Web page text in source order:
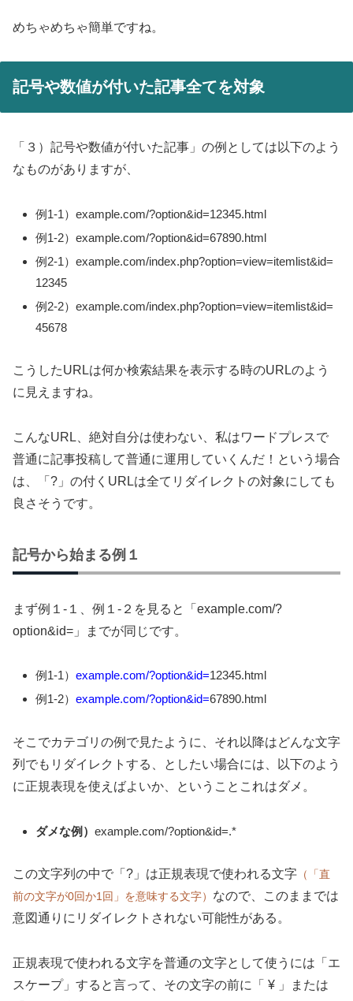
めちゃめちゃ簡単ですね。
記号や数値が付いた記事全てを対象
「３）記号や数値が付いた記事」の例としては以下のよう
なものがありますが、
例1-1）example.com/?option&id=12345.html
例1-2）example.com/?option&id=67890.html
例2-1）example.com/index.php?option=view=itemlist&id=
12345
例2-2）example.com/index.php?option=view=itemlist&id=
45678
こうしたURLは何か検索結果を表示する時のURLのよう
に見えますね。
こんなURL、絶対自分は使わない、私はワードプレスで
普通に記事投稿して普通に運用していくんだ！という場合
は、「?」の付くURLは全てリダイレクトの対象にしても
良さそうです。
記号から始まる例１
まず例１-１、例１-２を見ると「example.com/?
option&id=」までが同じです。
例1-1）example.com/?option&id=12345.html
例1-2）example.com/?option&id=67890.html
そこでカテゴリの例で見たように、それ以降はどんな文字
列でもリダイレクトする、としたい場合には、以下のよう
に正規表現を使えばよいか、ということこれはダメ。
ダメな例）example.com/?option&id=.*
この文字列の中で「?」は正規表現で使われる文字 （「直
前の文字が0回か1回」を意味する文字） なので、このままでは
意図通りにリダイレクトされない可能性がある。
正規表現で使われる文字を普通の文字として使うには「エ
スケープ」すると言って、その文字の前に「 ¥ 」または